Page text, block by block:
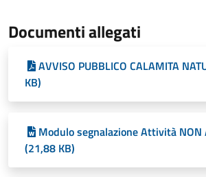
Documenti allegati
AVVISO PUBBLICO CALAMITA
KB)
Modulo segnalazione Attività NON
(21,88 KB)